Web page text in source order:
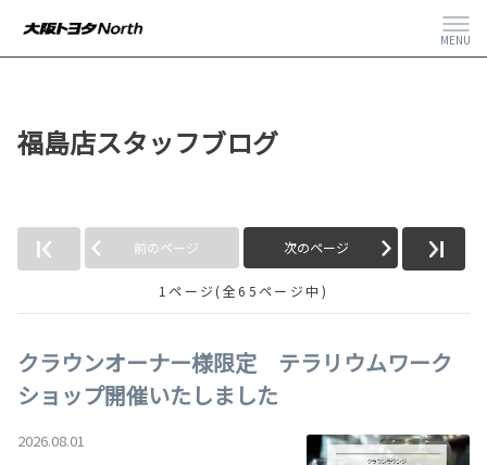
MENU
福島店スタッフブログ
前のページ 次のページ
1ページ(全65ページ中)
クラウンオーナー様限定 テラリウムワーク
ショップ開催いたしました
2026.08.01